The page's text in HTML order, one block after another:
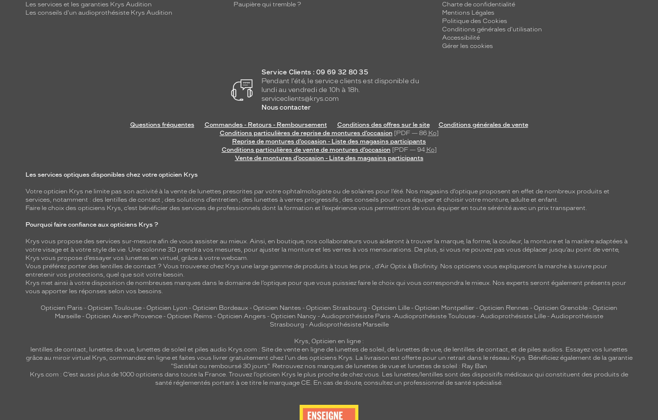
Les services et les garanties Krys Audition
Les conseils d'un audioprothésiste Krys Audition
Paupière qui tremble ?
Charte de confidentialité
Mentions Légales
Politique des Cookies
Conditions générales d'utilisation
Accessibilité
Gérer les cookies
Service Clients : 09 69 32 80 35
Pendant l'été, le service clients est disponible du
lundi au vendredi de 10h à 18h.
serviceclients@krys.com
Nous contacter
Questions fréquentes Commandes - Retours - Remboursement Conditions des offres sur le site
Conditions générales de vente
Conditions particulières de reprise de montures d’occasion [PDF — 86 Ko]
Reprise de montures d’occasion - Liste des magasins participants
Conditions particulières de vente de montures d’occasion [PDF — 94 Ko]
Vente de montures d’occasion - Liste des magasins participants
Les services optiques disponibles chez votre opticien Krys
Votre opticien Krys ne limite pas son activité à la vente de lunettes prescrites par votre ophtalmologiste ou de solaires pour l’été. Nos magasins d’optique proposent en effet de nombreux produits et
services, notamment : des lentilles de contact ; des solutions d’entretien ; des lunettes à verres progressifs ; des conseils pour vous équiper et choisir votre monture, adulte et enfant.
Faire le choix des opticiens Krys, c’est bénéficier des services de professionnels dont la formation et l’expérience vous permettront de vous équiper en toute sérénité avec un prix transparent.
Pourquoi faire confiance aux opticiens Krys ?
Krys vous propose des services sur-mesure afin de vous assister au mieux. Ainsi, en boutique, nos collaborateurs vous aideront à trouver la marque, la forme, la couleur, la monture et la matière adaptées à
votre visage et à votre style de vie. Une colonne 3D prendra vos mesures, pour ajuster la monture et les verres à vos mensurations. De plus, si vous ne pouvez pas vous déplacer jusqu’au point de vente,
Krys vous propose d’essayer vos lunettes en virtuel, grâce à votre webcam.
Vous préférez porter des lentilles de contact ? Vous trouverez chez Krys une large gamme de produits à tous les prix , d’Air Optix à Biofinity. Nos opticiens vous expliqueront la marche à suivre pour
entretenir vos protections, quel que soit votre besoin.
Krys met ainsi à votre disposition de nombreuses marques dans le domaine de l’optique pour que vous puissiez faire le choix qui vous correspondra le mieux. Nos experts seront également présents pour
vous apporter les réponses selon vos besoins.
Opticien Paris - Opticien Toulouse - Opticien Lyon - Opticien Bordeaux - Opticien Nantes - Opticien Strasbourg - Opticien Lille - Opticien Montpellier - Opticien Rennes - Opticien Grenoble - Opticien
Marseille - Opticien Aix-en-Provence - Opticien Reims - Opticien Angers - Opticien Nancy - Audioprothésiste Paris -Audioprothésiste Toulouse - Audioprothésiste Lille - Audioprothésiste
Strasbourg - Audioprothésiste Marseille
Krys, Opticien en ligne :
lentilles de contact, lunettes de vue, lunettes de soleil et piles audio Krys.com : Site de vente en ligne de lunettes de soleil, de lunettes de vue, de lentilles de contact, et de piles audios. Essayez vos lunettes
grâce au miroir virtuel Krys, commandez en ligne et faites vous livrer gratuitement chez l'un des opticiens Krys. La livraison est offerte pour un retrait dans le réseau Krys. Bénéficiez également de la garantie
"Satisfait ou remboursé 30 jours". Retrouvez nos marques de lunettes de vue et lunettes de soleil : Ray Ban
Krys.com : C’est aussi plus de 1000 opticiens dans toute la France. Trouvez l’opticien Krys le plus proche de chez vous. Les lunettes/lentilles sont des dispositifs médicaux qui constituent des produits de
santé réglementés portant à ce titre le marquage CE. En cas de doute, consultez un professionnel de santé spécialisé.